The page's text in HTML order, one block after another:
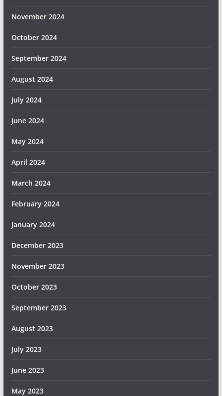
November 2024
October 2024
September 2024
August 2024
July 2024
June 2024
May 2024
April 2024
March 2024
February 2024
January 2024
December 2023
November 2023
October 2023
September 2023
August 2023
July 2023
June 2023
May 2023